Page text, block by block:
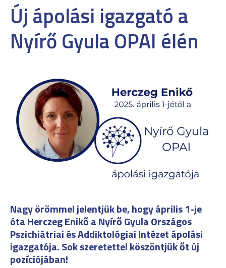
Új ápolási igazgató a
Nyírő Gyula OPAI élén
Nagy örömmel jelentjük be, hogy április 1-je
óta Herczeg Enikő a Nyírő Gyula Országos
Pszichiátriai és Addiktológiai Intézet ápolási
igazgatója. Sok szeretettel köszöntjük őt új
pozíciójában!